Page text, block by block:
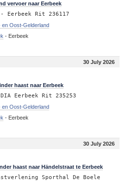
vervoer naar Eerbeek
- Eerbeek Rit 236117
en Oost-Gelderland
- Eerbeek
30 July 2026
haast naar Eerbeek
DIA Eerbeek Rit 235253
en Oost-Gelderland
- Eerbeek
30 July 2026
haast naar Händelstraat te Eerbeek
Sporthal De Boele